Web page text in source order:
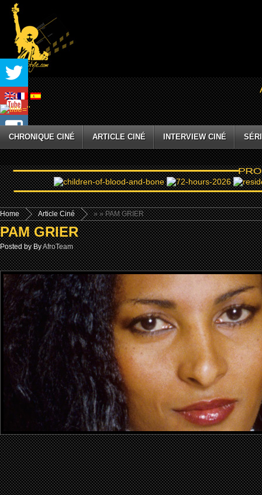
CHRONIQUE CINÉ ARTICLE CINÉ INTERVIEW CINÉ
Home »
Article Ciné » PAM GRIER
PAM GRIER
Posted by ByAfroTeam